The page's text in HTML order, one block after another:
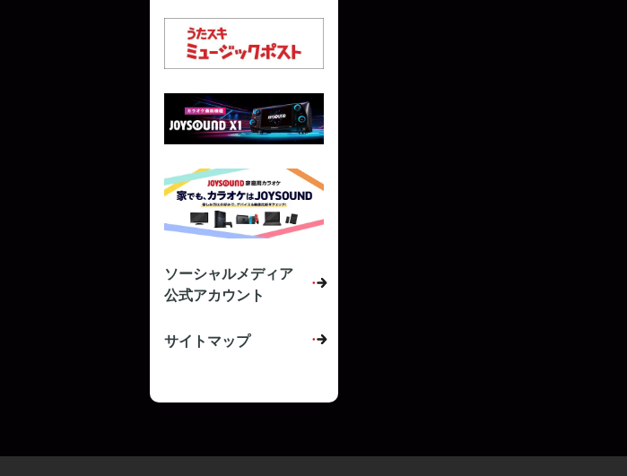
ソーシャルメディア
公式アカウント
サイトマップ